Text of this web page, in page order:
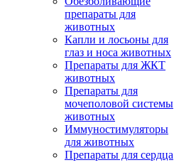
препараты для
животных
Капли и лосьоны для
глаз и носа животных
Препараты для ЖКТ
животных
Препараты для
мочеполовой системы
животных
Иммуностимуляторы
для животных
Препараты для сердца